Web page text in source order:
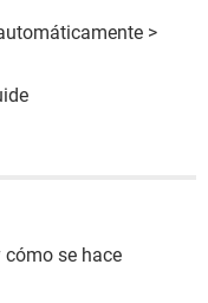
>
cómo se hace